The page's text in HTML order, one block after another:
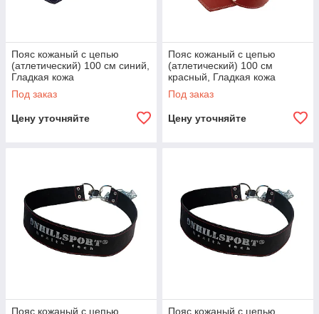
Пояс кожаный с цепью
(атлетический) 100 см синий,
Гладкая кожа
Под заказ
Цену уточняйте
Пояс кожаный с цепью
(атлетический) 100 см
красный, Гладкая кожа
Под заказ
Цену уточняйте
Пояс кожаный с цепью Пояс кожаный с цепью